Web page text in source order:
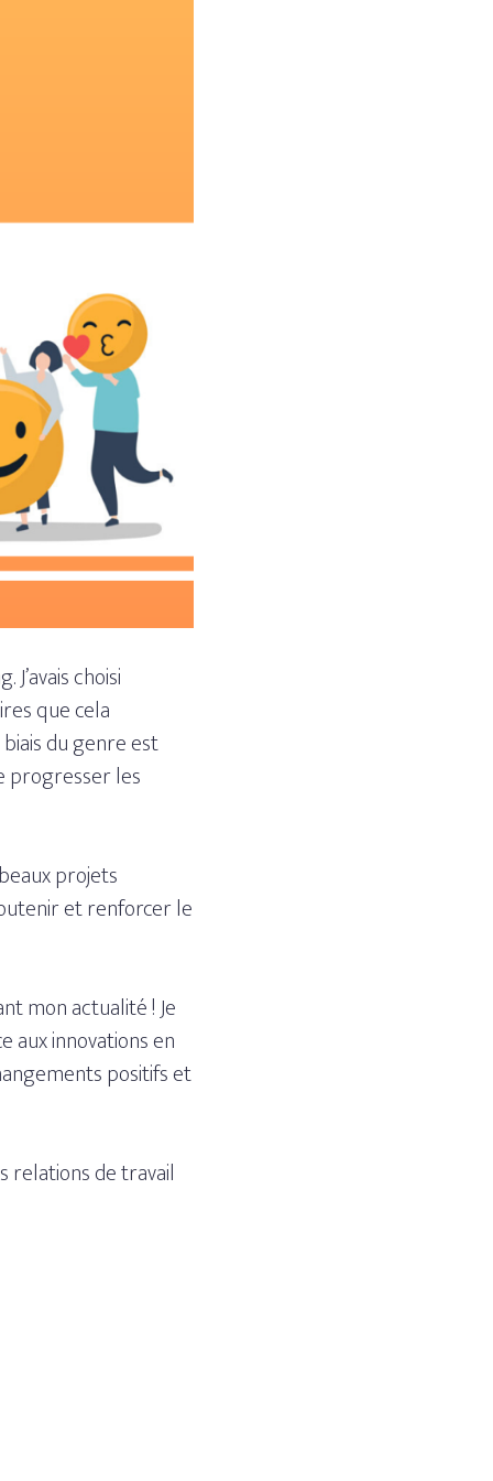
choisi
que cela
du genre est
progresser les
projets
et renforcer le
mon actualité ! Je
aux innovations en
positifs et
relations de travail